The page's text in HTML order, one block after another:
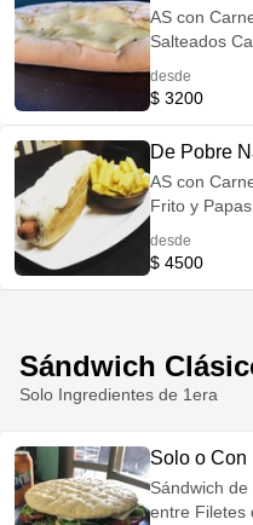
AS con
Salteados
Reemplaza
desde
$ 3200
De Pobre
AS con
Frito y
Opción
desde
$ 4500
Sándwich
Solo Ingredientes de 1era
Solo o Con
Sándwich de
entre Filetes